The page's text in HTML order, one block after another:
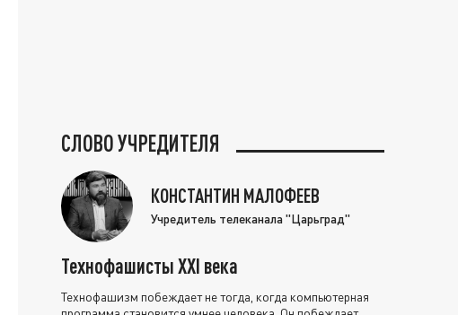
СЛОВО УЧРЕДИТЕЛЯ
КОНСТАНТИН МАЛОФЕЕВ
Учредитель телеканала "Царьград"
Технофашисты XXI века
Технофашизм побеждает не тогда, когда компьютерная